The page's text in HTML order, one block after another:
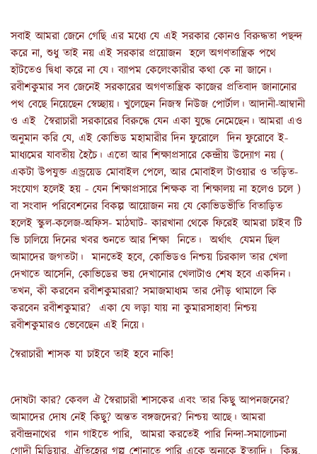
সবাই আমরা জেনে গেছি এর মধ্যে যে এই সরকার কোনও বিরুদ্ধতা পছন্দ
করে না, শুধু তাই নয় এই সরকার প্রয়োজন হলে অগণতান্ত্রিক পথে
হাঁটতেও দ্বিধা করে না যে। ব্যাপম কেলেংকারীর কথা কে না জানে।
রবীশকুমার সব জেনেই সরকারের অগণতান্ত্রিক কাজের প্রতিবাদ জানানোর
পথ বেছে নিয়েছেন স্বেচ্ছায়। খুলেছেন নিজস্ব নিউজ পোর্টাল। আদানী-আম্বানী
ও এই স্বৈরাচারী সরকারের বিরুদ্ধে যেন একা যুদ্ধে নেমেছেন। আমরা এও
অনুমান করি যে, এই কোভিড মহামারীর দিন ফুরোলে দিন ফুরোবে ই-
মাধ্যমের যাবতীয় হৈচৈ। এতো আর শিক্ষাপ্রসারে কেন্দ্রীয় উদ্যোগ নয় (
একটা উপযুক্ত এন্ড্রয়েড মোবাইল পেলে, আর মোবাইল টাওয়ার ও তড়িত-
সংযোগ হলেই হয় - যেন শিক্ষাপ্রসারে শিক্ষক বা শিক্ষালয় না হলেও চলে )
বা সংবাদ পরিবেশনের বিকল্প আয়োজন নয় যে কোভিডভীতি বিতাড়িত
হলেই স্কুল-কলেজ-অফিস- মাঠঘাট- কারখানা থেকে ফিরেই আমরা চাইব টি
ভি চালিয়ে দিনের খবর শুনতে আর শিক্ষা নিতে। অর্থাৎ যেমন ছিল
আমাদের জগতটা। মানতেই হবে, কোভিডও নিশ্চয় চিরকাল তার খেলা
দেখাতে আসেনি, কোভিডের ভয় দেখানোর খেলাটাও শেষ হবে একদিন।
তখন, কী করবেন রবীশকুমাররা? সমাজমাধ্যম তার দৌড় থামালে কি
করবেন রবীশকুমার? একা যে লড়া যায় না কুমারসাহাব! নিশ্চয়
রবীশকুমারও ভেবেছেন এই নিয়ে।
স্বৈরাচারী শাসক যা চাইবে তাই হবে নাকি!
দোষটা কার? কেবল ঐ স্বৈরাচারী শাসকের এবং তার কিছু আপনজনের?
আমাদের দোষ নেই কিছু? অন্তত বঙ্গজদের? নিশ্চয় আছে। আমরা
রবীন্দ্রনাথের গান গাইতে পারি, আমরা করতেই পারি নিন্দা-সমালোচনা